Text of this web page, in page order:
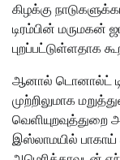
கிழக்கு
டிரம்பின் மருமகன்
புறப்பட்டுள்ளதாக
ஆனால் டொனால்ட்
முற்றிலுமாக
இஸ்லாமயில் பாகாய்